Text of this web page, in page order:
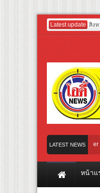
Latest update สิงห
LATEST NEWS
รวงซีรีส์ iQIYI Original “Under Her
างแรก! ภาพยนตร์ฟอร์มยักษ์ ‘คุณยาย
หน้าแ